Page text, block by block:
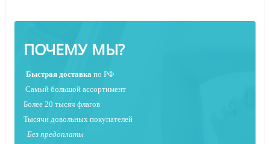
ПОЧЕМУ МЫ?
Быстрая доставка по РФ
Самый большой ассортимент
Более 20 тысяч флагов
Тысячи довольных покупателей
Без предоплаты